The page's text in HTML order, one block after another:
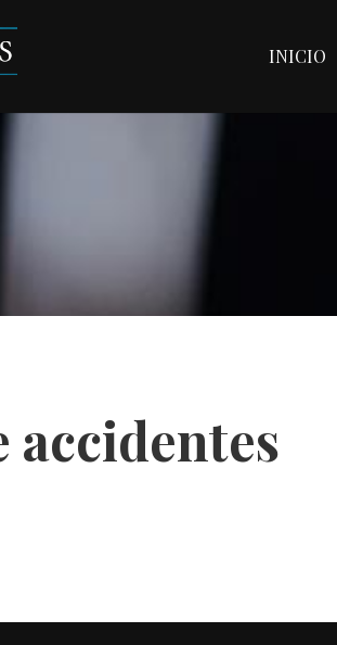
INICIO
accidentes